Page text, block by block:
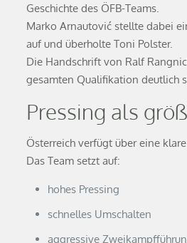
Geschichte des ÖFB-Teams.
Marko Arnautović stellte dabei
auf und überholte Toni Polster.
Die Handschrift von Ralf
gesamten Qualifikation deutlich
Pressing als
Österreich verfügt über eine
Das Team setzt auf:
hohes Pressing
schnelles Umschalten
aggressive